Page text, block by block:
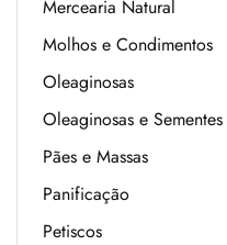
Mercearia Natural
Molhos e Condimentos
Oleaginosas
Oleaginosas e Sementes
Pães e Massas
Panificação
Petiscos